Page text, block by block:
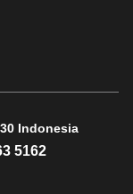
Indonesia
5162